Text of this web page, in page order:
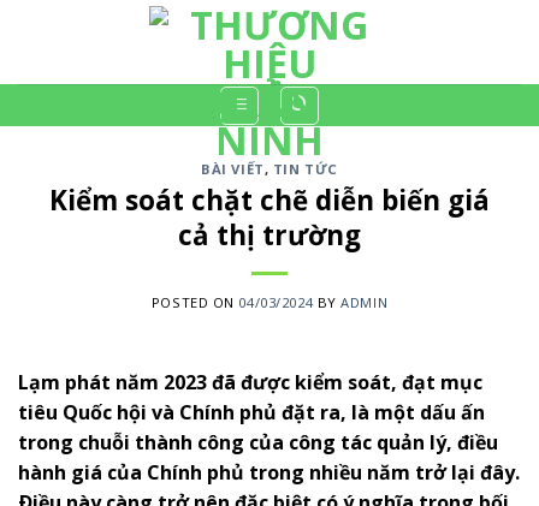
BÀI VIẾT, TIN TỨC
Kiểm soát chặt chẽ diễn biến giá
cả thị trường
POSTED ON 04/03/2024BYADMIN
Lạm phát năm 2023 đã được kiểm soát, đạt mục
tiêu Quốc hội và Chính phủ đặt ra, là một dấu ấn
trong chuỗi thành công của công tác quản lý, điều
hành giá của Chính phủ trong nhiều năm trở lại đây.